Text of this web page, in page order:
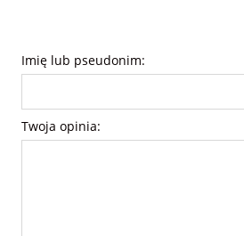
Imię lub pseudonim:
Twoja opinia: